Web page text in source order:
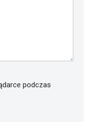
podczas